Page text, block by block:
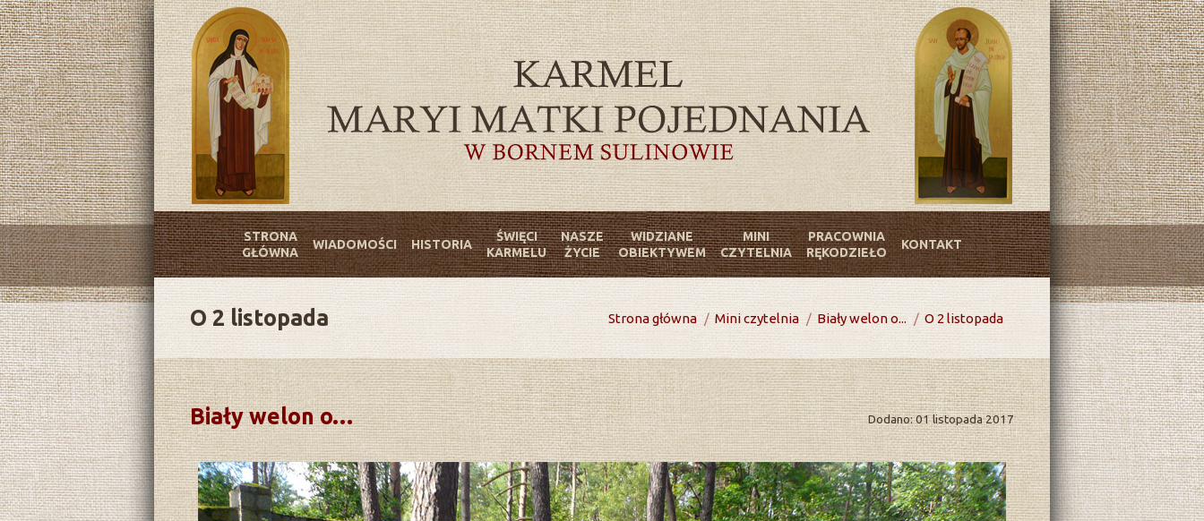
STRONA
GŁÓWNA
WIADOMOŚCI HISTORIA
ŚWIĘCI
KARMELU
NASZE
ŻYCIE
WIDZIANE
OBIEKTYWEM
MINI
CZYTELNIA
PRACOWNIA
RĘKODZIEŁO
KONTAKT
O 2 listopada You are here:
Strona główna Mini czytelnia Biały welon o... O 2 listopada
Biały welon o… Dodano: 01 listopada 2017